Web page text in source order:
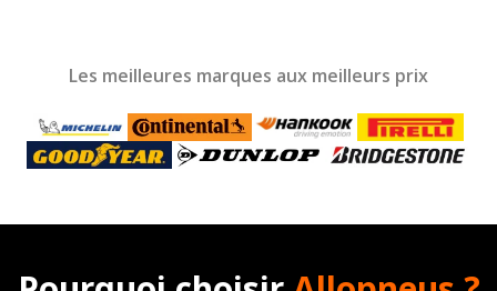
Les meilleures marques aux meilleurs prix